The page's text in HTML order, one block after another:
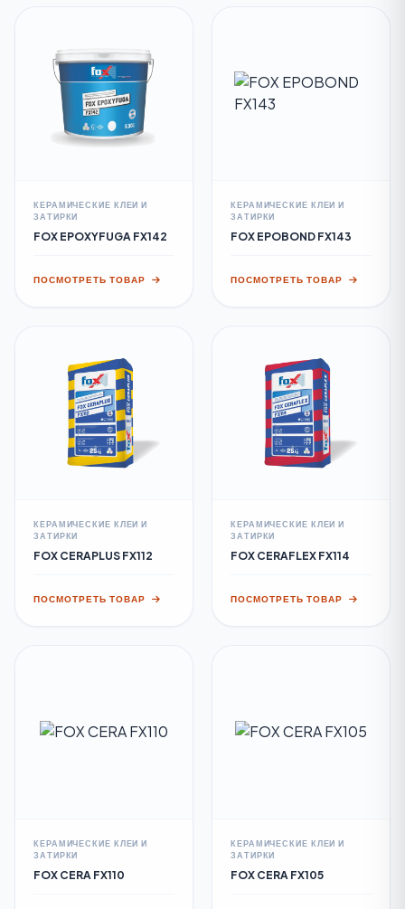
КЕРАМИЧЕСКИЕ КЛЕИ И
ЗАТИРКИ
FOX EPOXYFUGA FX142
ПОСМОТРЕТЬ ТОВАР
КЕРАМИЧЕСКИЕ КЛЕИ И
ЗАТИРКИ
FOX EPOBOND FX143
ПОСМОТРЕТЬ ТОВАР
КЕРАМИЧЕСКИЕ КЛЕИ И
ЗАТИРКИ
FOX CERAPLUS FX112
ПОСМОТРЕТЬ ТОВАР
КЕРАМИЧЕСКИЕ КЛЕИ И
ЗАТИРКИ
FOX CERAFLEX FX114
ПОСМОТРЕТЬ ТОВАР
КЕРАМИЧЕСКИЕ КЛЕИ И
ЗАТИРКИ
FOX CERA FX110
КЕРАМИЧЕСКИЕ КЛЕИ И
ЗАТИРКИ
FOX CERA FX105